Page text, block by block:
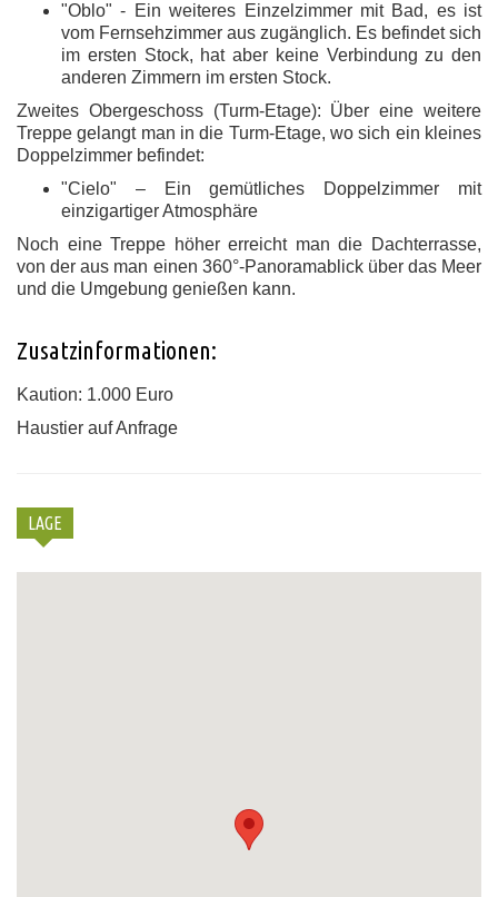
"Oblo" - Ein weiteres Einzelzimmer mit Bad, es ist
vom Fernsehzimmer aus zugänglich. Es befindet sich
im ersten Stock, hat aber keine Verbindung zu den
anderen Zimmern im ersten Stock.
Zweites Obergeschoss (Turm-Etage): Über eine weitere
Treppe gelangt man in die Turm-Etage, wo sich ein kleines
Doppelzimmer befindet:
"Cielo" – Ein gemütliches Doppelzimmer mit
einzigartiger Atmosphäre
Noch eine Treppe höher erreicht man die Dachterrasse,
von der aus man einen 360°-Panoramablicküber das Meer
und die Umgebung genießen kann.
Zusatzinformationen:
Kaution: 1.000 Euro
Haustier auf Anfrage
LAGE